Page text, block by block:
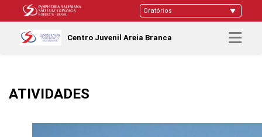
Centro Juvenil Areia Branca
ATIVIDADES